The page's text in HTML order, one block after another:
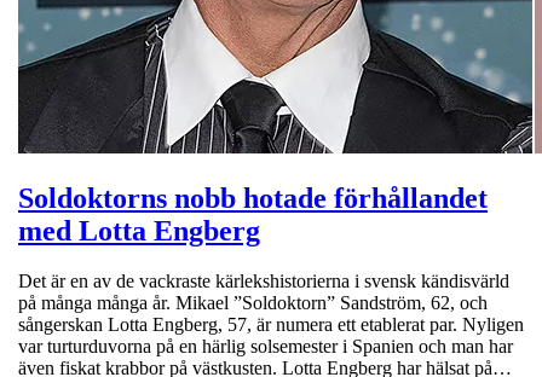
Soldoktorns nobb hotade förhållandet
med Lotta Engberg
Det är en av de vackraste kärlekshistorierna i svensk kändisvärld
på många många år. Mikael ”Soldoktorn” Sandström, 62, och
sångerskan Lotta Engberg, 57, är numera ett etablerat par. Nyligen
var turturduvorna på en härlig solsemester i Spanien och man har
även fiskat krabbor på västkusten. Lotta Engberg har hälsat på…